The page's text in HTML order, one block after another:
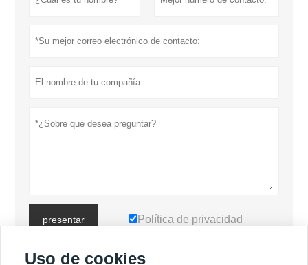
presentar Política de privacidad
Uso de cookies